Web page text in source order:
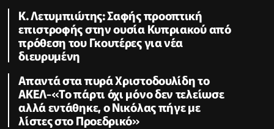
K. Λετυμπιώτης: Σαφής προοπτική
επιστροφής στην ουσία Κυπριακού από
πρόθεση του Γκουτέρες για νέα
διευρυμένη
Απαντά στα πυρά Χριστοδουλίδη το
ΑΚΕΛ-«Το πάρτι όχι μόνο δεν τελείωσε
αλλά εντάθηκε, ο Νικόλας πήγε με
λίστες στο Προεδρικό»